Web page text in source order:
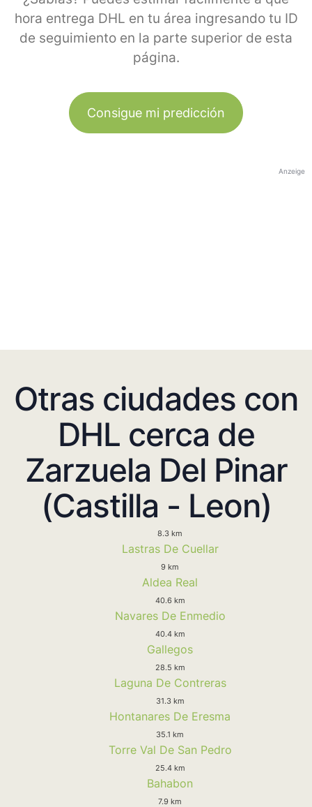
hora entrega DHL en tu área ingresando tu ID
de seguimiento en la parte superior de esta
página.
Consigue mi predicción
Anzeige
Otras ciudades con
DHL cerca de
Zarzuela Del Pinar
(Castilla - Leon)
8.3 km
Lastras De Cuellar
9 km
Aldea Real
40.6 km
Navares De Enmedio
40.4 km
Gallegos
28.5 km
Laguna De Contreras
31.3 km
Hontanares De Eresma
35.1 km
Torre Val De San Pedro
25.4 km
Bahabon
7.9 km